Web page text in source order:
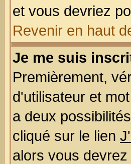
et vous devriez
Revenir en haut
Je me suis
Premièrement,
d'utilisateur et
a deux
cliqué sur le lien
alors vous